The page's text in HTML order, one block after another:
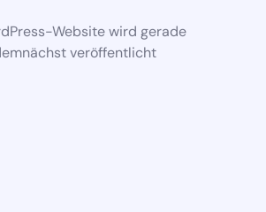
Website wird gerade
veröffentlicht